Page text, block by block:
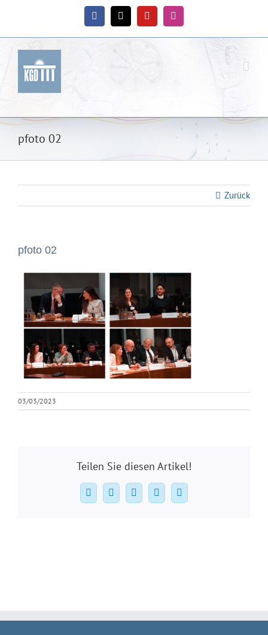
Facebook
X YouTubeInstagram
pfoto 02
Zurück
pfoto 02
03/03/2023
Teilen Sie diesen Artikel!
Facebook
X WhatsAppPinterest
E-
Mail